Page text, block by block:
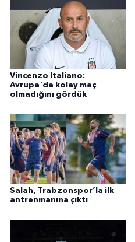
Vincenzo Italiano:
Avrupa'da kolay maç
olmadığını gördük
Salah, Trabzonspor’la ilk
antrenmanına çıktı